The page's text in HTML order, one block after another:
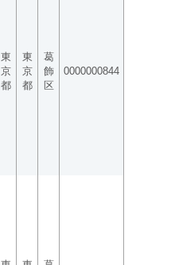
東
京
都
東
京
都
葛
飾
区
0000000844